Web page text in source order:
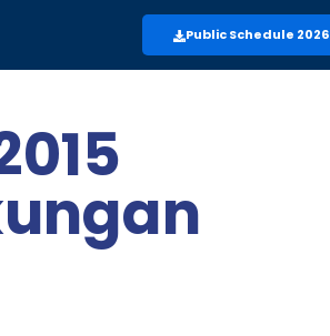
Public Schedule 2026